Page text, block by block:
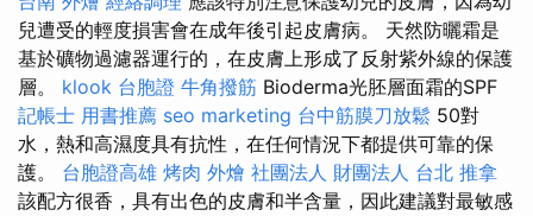
兒遭受的輕度損害會在成年後引起皮膚病。 天然防曬霜是
基於礦物過濾器運行的，在皮膚上形成了反射紫外線的保護
層。 klook 台胞證 牛角撥筋 Bioderma光胚層面霜的SPF
記帳士 用書推薦 seo marketing 台中筋膜刀放鬆 50對
水，熱和高濕度具有抗性，在任何情況下都提供可靠的保
護。 台胞證高雄 烤肉 外燴 社團法人 財團法人 台北 推拿
該配方很香，具有出色的皮膚和半含量，因此建議對最敏感